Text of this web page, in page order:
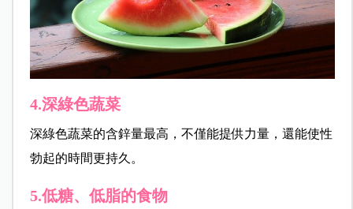
4.深綠色蔬菜
深綠色蔬菜的含鋅量最高，不僅能提供力量，還能使性
勃起的時間更持久。
5.低糖、低脂的食物